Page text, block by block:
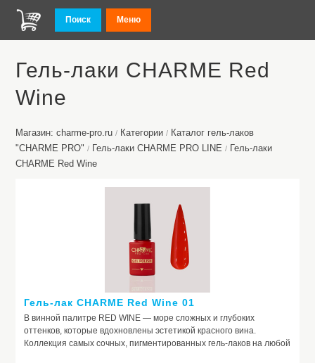
Поиск Меню
Гель-лаки CHARME Red
Wine
Магазин: charme-pro.ru / Категории / Каталог гель-лаков
"CHARME PRO" / Гель-лаки CHARME PRO LINE / Гель-лаки
CHARME Red Wine
Гель-лак CHARME Red Wine 01
В винной палитре RED WINE — море сложных и глубоких
оттенков, которые вдохновлены эстетикой красного вина.
Коллекция самых сочных, пигментированных гель-лаков на любой